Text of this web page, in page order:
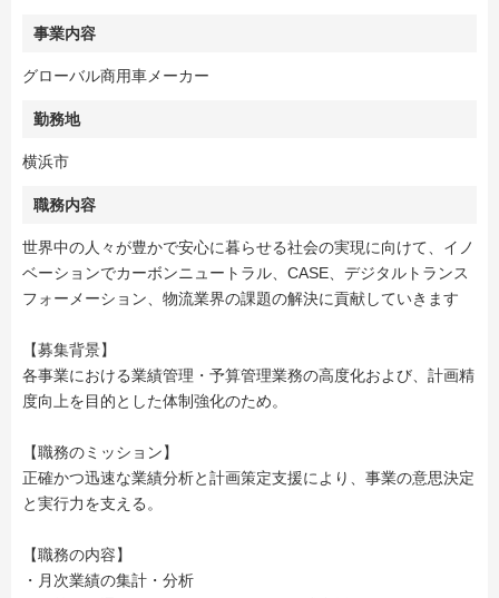
事業内容
グローバル商用車メーカー
勤務地
横浜市
職務内容
世界中の人々が豊かで安心に暮らせる社会の実現に向けて、イノ
ベーションでカーボンニュートラル、CASE、デジタルトランス
フォーメーション、物流業界の課題の解決に貢献していきます
【募集背景】
各事業における業績管理・予算管理業務の高度化および、計画精
度向上を目的とした体制強化のため。
【職務のミッション】
正確かつ迅速な業績分析と計画策定支援により、事業の意思決定
と実行力を支える。
【職務の内容】
・月次業績の集計・分析